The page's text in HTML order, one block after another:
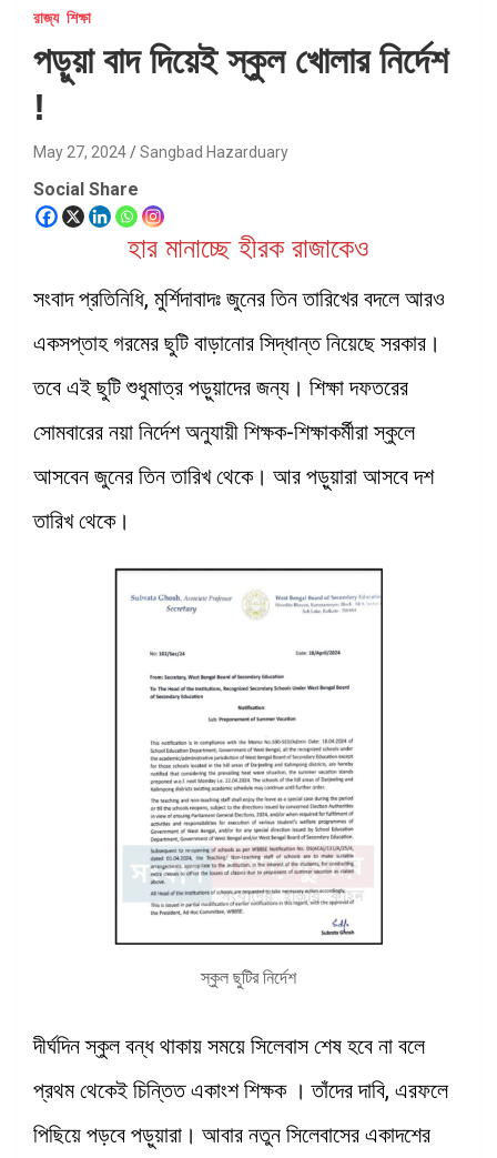
রাজ্য শিক্ষা
পড়ুয়া বাদ দিয়েই স্কুল খোলার নির্দেশ
!
May 27, 2024 Sangbad Hazarduary
Social Share
হার মানাচ্ছে হীরক রাজাকেও
সংবাদ প্রতিনিধি, মুর্শিদাবাদঃ জুনের তিন তারিখের বদলে আরও
একসপ্তাহ গরমের ছুটি বাড়ানোর সিদ্ধান্ত নিয়েছে সরকার।
তবে এই ছুটি শুধুমাত্র পড়ুয়াদের জন্য। শিক্ষা দফতরের
সোমবারের নয়া নির্দেশ অনুযায়ী শিক্ষক-শিক্ষাকর্মীরা স্কুলে
আসবেন জুনের তিন তারিখ থেকে। আর পড়ুয়ারা আসবে দশ
তারিখ থেকে।
স্কুল ছুটির নির্দেশ
দীর্ঘদিন স্কুল বন্ধ থাকায় সময়ে সিলেবাস শেষ হবে না বলে
প্রথম থেকেই চিন্তিত একাংশ শিক্ষক । তাঁদের দাবি, এরফলে
পিছিয়ে পড়বে পড়ুয়ারা। আবার নতুন সিলেবাসের একাদশের